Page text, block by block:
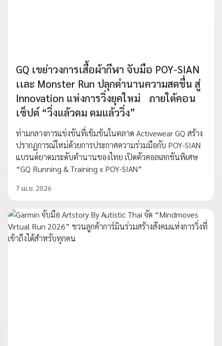
GQ เขย่าวงการเสื้อผ้ากีฬา จับมือ POY-SIAN
เเละ Monster Run ปลุกตำนานความสดชื่น สู่
Innovation แห่งการวิ่งยุคใหม่ ภายใต้คอน
เซ็ปต์ “วิ่งแล้วดม ดมแล้ววิ่ง”
ท่ามกลางการแข่งขันที่เข้มข้นในตลาด Activewear GQ สร้าง
ปรากฏการณ์ใหม่ด้วยการประกาศความร่วมมือกับ POY-SIAN
แบรนด์ยาดมระดับตำนานของไทย เปิดตัวคอลเลกชันพิเศษ
“GQ Running & Training x POY-SIAN”
7 เม.ย. 2026